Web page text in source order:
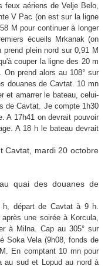
feux aériens de Velje Belo,
V Pac (on est sur la ligne
M pour continuer à longer
écueils Mrkanak (on
plein nord sur 0,91 M
couper la ligne des 20 m
prend alors au 108° sur
douanes de Cavtat. 10 mn
et amarrer le bateau, celui-
de Cavtat. Je compte 1h30
A 17h41 on devrait pouvoir
A 18 h le bateau devrait
h, départ de Cavtat à 9 h.
une soirée à Korcula,
à Milna. Cap au 305° sur
Soka Vela (9h08, fonds de
En comptant 10 mn pour
au sud et Lopud au nord à